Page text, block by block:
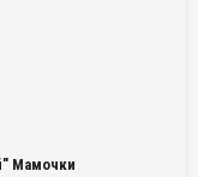
Мамочки